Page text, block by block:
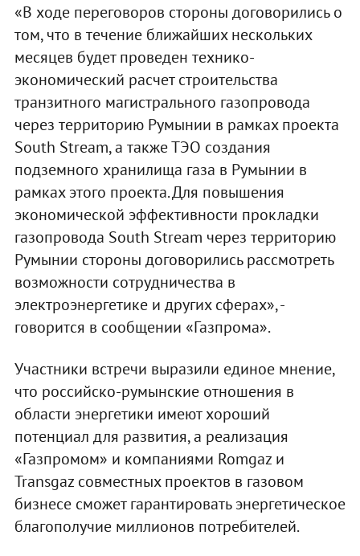
«В ходе переговоров стороны договорились о
том, что в течение ближайших нескольких
месяцев будет проведен технико-
экономический расчет строительства
транзитного магистрального газопровода
через территорию Румынии в рамках проекта
South Stream, а также ТЭО создания
подземного хранилища газа в Румынии в
рамках этого проекта. Для повышения
экономической эффективности прокладки
газопровода South Stream через территорию
Румынии стороны договорились рассмотреть
возможности сотрудничества в
электроэнергетике и других сферах», -
говорится в сообщении «Газпрома».
Участники встречи выразили единое мнение,
что российско-румынские отношения в
области энергетики имеют хороший
потенциал для развития, а реализация
«Газпромом» и компаниями Romgaz и
Transgaz совместных проектов в газовом
бизнесе сможет гарантировать энергетическое
благополучие миллионов потребителей.